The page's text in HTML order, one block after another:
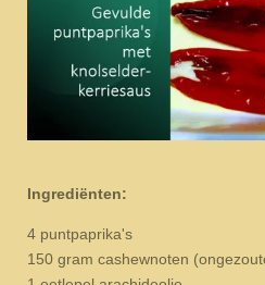
Ingrediënten:
4 puntpaprika's
150 gram cashewnoten